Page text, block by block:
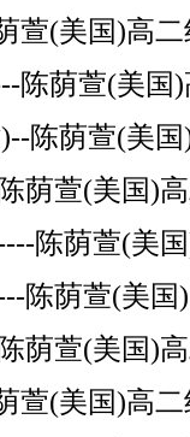
萱(美国)高
陈荫萱(美国
陈荫萱(美
荫萱(美国)
陈荫萱(美
陈荫萱(美
荫萱(美国)
萱(美国)高